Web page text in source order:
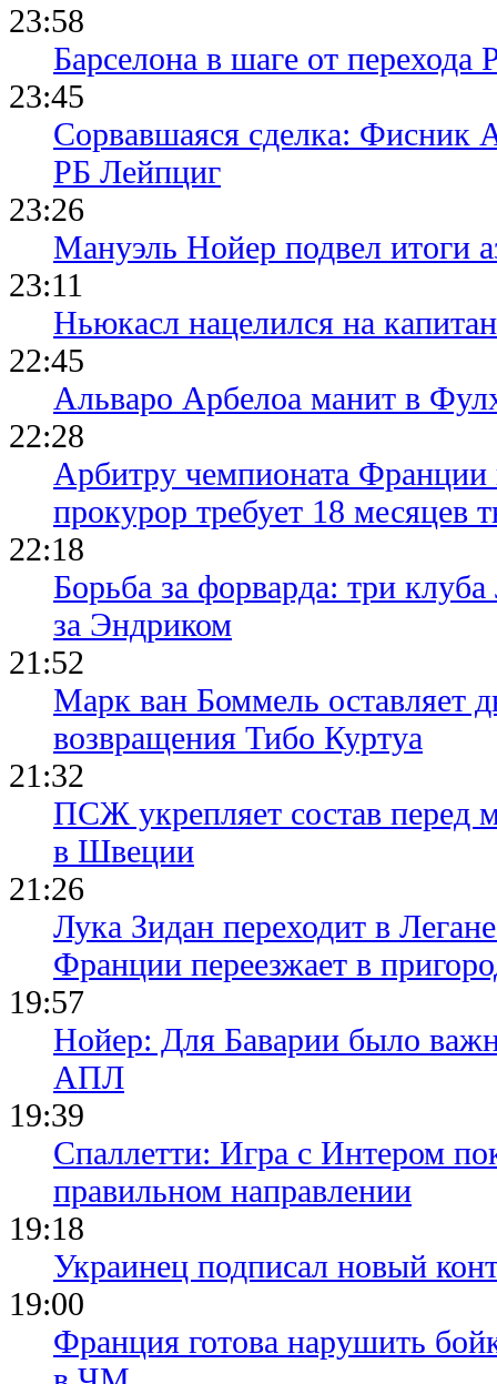
23:58
Барселона в шаге от перехода
23:45
Сорвавшаяся сделка: Фисник
РБ Лейпциг
23:26
Мануэль Нойер подвел итоги
23:11
Ньюкасл нацелился на
22:45
Альваро Арбелоа манит в
22:28
Арбитру чемпионата Франции
прокурор требует 18 месяцев
22:18
Борьба за форварда: три
за Эндриком
21:52
Марк ван Боммель оставляет
возвращения Тибо Куртуа
21:32
ПСЖ укрепляет состав перед
в Швеции
21:26
Лука Зидан переходит в
Франции переезжает в
19:57
Нойер: Для Баварии было
АПЛ
19:39
Спаллетти: Игра с Интером
правильном направлении
19:18
Украинец подписал новый
19:00
Франция готова нарушить